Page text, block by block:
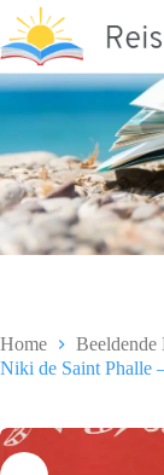
naar
de
inhoud
Home
Beeldende
Niki de Saint Phalle